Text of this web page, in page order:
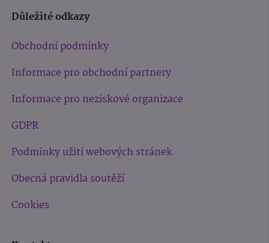
Důležité odkazy
Obchodní podmínky
Informace pro obchodní partnery
Informace pro neziskové organizace
GDPR
Podmínky užití webových stránek
Obecná pravidla soutěží
Cookies